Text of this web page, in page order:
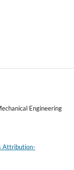
Engineering
Attribution-